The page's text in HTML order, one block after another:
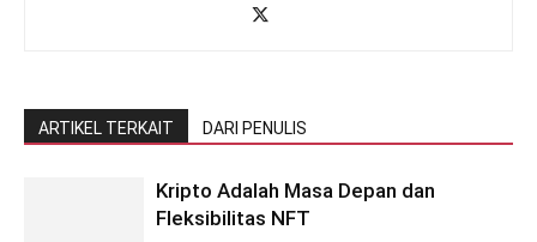
ARTIKEL TERKAIT DARI PENULIS
Kripto Adalah Masa Depan dan
Fleksibilitas NFT